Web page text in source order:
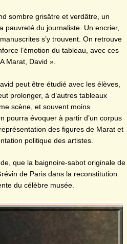
sombre grisâtre et verdâtre, un
pauvreté du journaliste. Un encrier,
s’y trouvent. On retrouve
l’émotion du tableau, avec ces
Marat, David ».
peut être étudié avec les élèves,
prolonger, à d’autres tableaux
scène, et souvent moins
pourra évoquer à partir d’un corpus
des figures de Marat et
politique des artistes.
que la baignoire-sabot originale de
de Paris dans la reconstitution
du célèbre musée.